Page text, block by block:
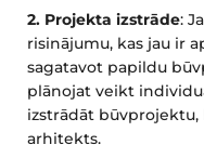
2. Projekta izstrāde:
risinājumu, kas jau ir
sagatavot papildu
plānojat veikt
izstrādāt
arhitekts.